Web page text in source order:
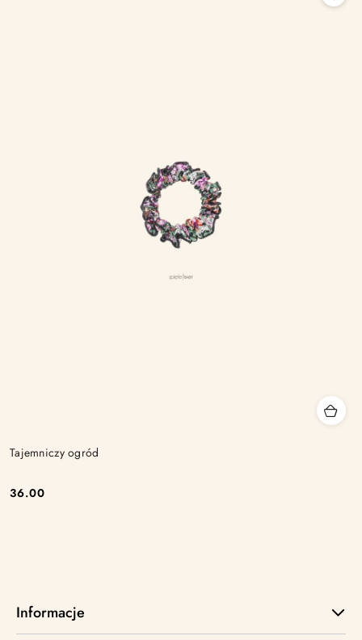
Tajemniczy ogród
Cena:
36.00
Informacje